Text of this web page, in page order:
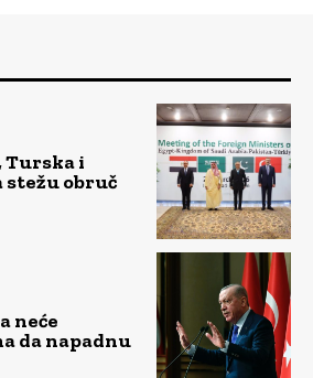
Turska i
stežu obruč
neće
da napadnu